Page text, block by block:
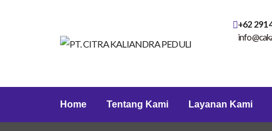
+62 291
Home Tentang Kami Layanan Kami